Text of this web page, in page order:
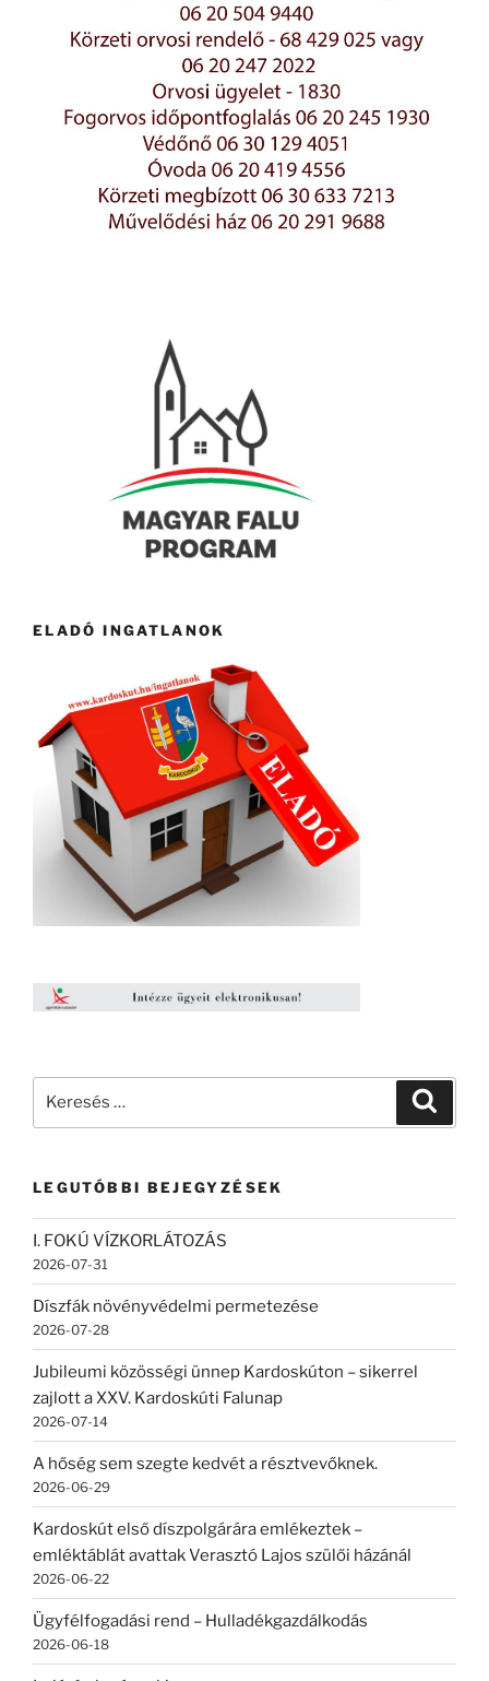
ELADÓ INGATLANOK
LEGUTÓBBI BEJEGYZÉSEK
I. FOKÚ VÍZKORLÁTOZÁS
2026-07-31
Díszfák növényvédelmi permetezése
2026-07-28
Jubileumi közösségi ünnep Kardoskúton – sikerrel
zajlott a XXV. Kardoskúti Falunap
2026-07-14
A hőség sem szegte kedvét a résztvevőknek.
2026-06-29
Kardoskút első díszpolgárára emlékeztek –
emléktáblát avattak Verasztó Lajos szülői házánál
2026-06-22
Ügyfélfogadási rend – Hulladékgazdálkodás
2026-06-18